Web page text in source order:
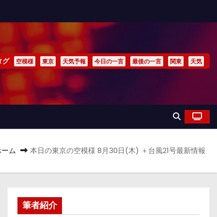
グ 空模様 東京 天気予報 今日の一言 最後の一言 関東 天気
ム 本日の東京の空模様 8月30日(木) ＋台風21号最新情報
筆者紹介